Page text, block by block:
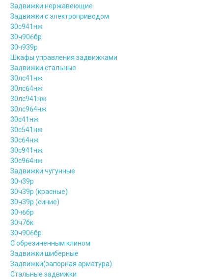
Задвижки нержавеющие
Задвижки с электроприводом
30с941нж
30ч906бр
30ч939р
Шкафы управления задвижками
Задвижки стальные
30лс41нж
30лс64нж
30лс941нж
30лс964нж
30с41нж
30с541нж
30с64нж
30с941нж
30с964нж
Задвижки чугунные
30ч39р
30ч39р (красные)
30ч39р (синие)
30ч6бр
30ч7бк
30ч906бр
С обрезиненным клином
Задвижки шиберные
Задвижки(запорная арматура)
Стальные задвижки